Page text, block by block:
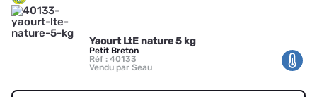
Yaourt LtE nature 5 kg
Petit Breton
Réf : 40133
Vendu par Seau